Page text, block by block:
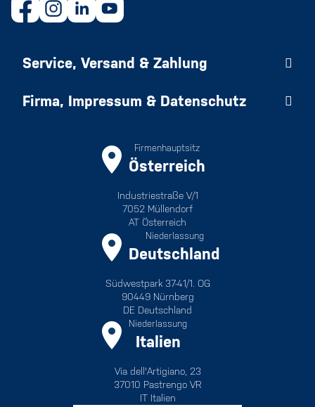
Service, Versand & Zahlung
Firma, Impressum & Datenschutz
Firmenhauptsitz
Österreich
Industriestraße V/1
7052 Müllendorf
AT Österreich
Niederlassung
Deutschland
Südwestpark 37-41/1. OG
90449 Nürnberg
DE Deutschland
Niederlassung
Italien
Via dell'Artigiano, 23
37010 Pastrengo VR
IT Italien